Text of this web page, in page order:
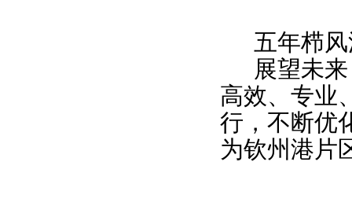
五年栉
展望未
高效、专业
行，不断优
为钦州港片